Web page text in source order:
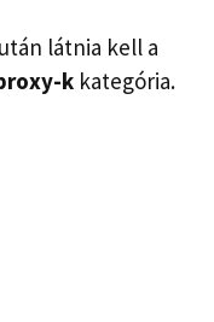
látnia kell a
k kategória.